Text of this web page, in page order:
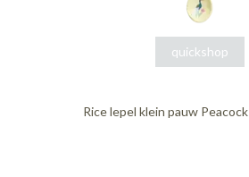
quickshop
Rice lepel klein pauw